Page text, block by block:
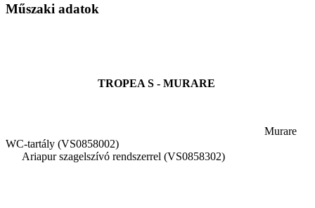
Műszaki adatok
TROPEA S - MURARE
Murare
WC-tartály (VS0858002)
Ariapur szagelszívó rendszerrel (VS0858302)